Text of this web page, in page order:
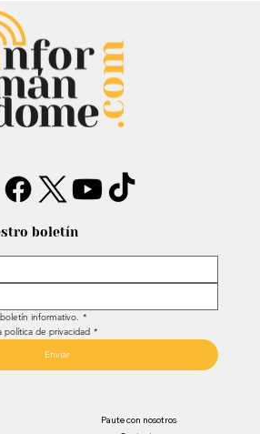
apuesta por la
a investigador del
como fórmula
boletín
informativo. *
política de privacidad *
Enviar
Paute con nosotros